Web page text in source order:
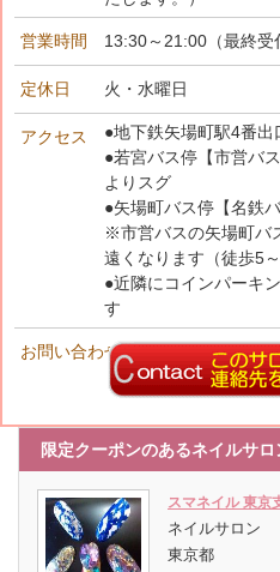
営業時間 13:30～21:00（最終受
定休日 火・水曜日
アクセス
●地下鉄矢場町駅4番出
●若宮バス停【市営バ
よりスグ
●矢場町バス停【名鉄
※市営バスの矢場町バ
遠くなります（徒歩5～
●近隣にコインパーキ
す
お問い合わせ先
限定クーポンのあるネイルサロ
スマネイル 東京
ネイルサロン
東京都